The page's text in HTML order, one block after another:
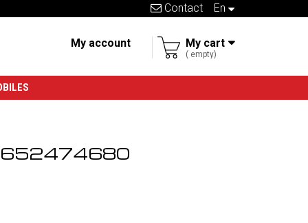
en
Contact
My cart
empty
My account